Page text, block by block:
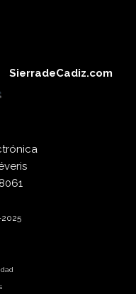
SierradeCadiz.com
2025